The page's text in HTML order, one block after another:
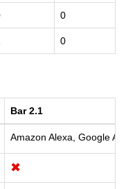
0
0
Bar 2.1
Amazon Alexa, Google
✖